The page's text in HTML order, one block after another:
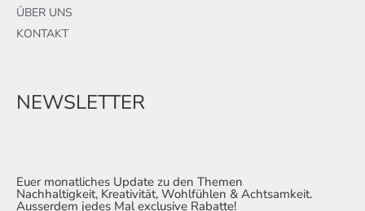
ÜBER UNS
KONTAKT
NEWSLETTER
Euer monatliches Update zu den Themen
Nachhaltigkeit, Kreativität, Wohlfühlen & Achtsamkeit.
Ausserdem jedes Mal exclusive Rabatte!